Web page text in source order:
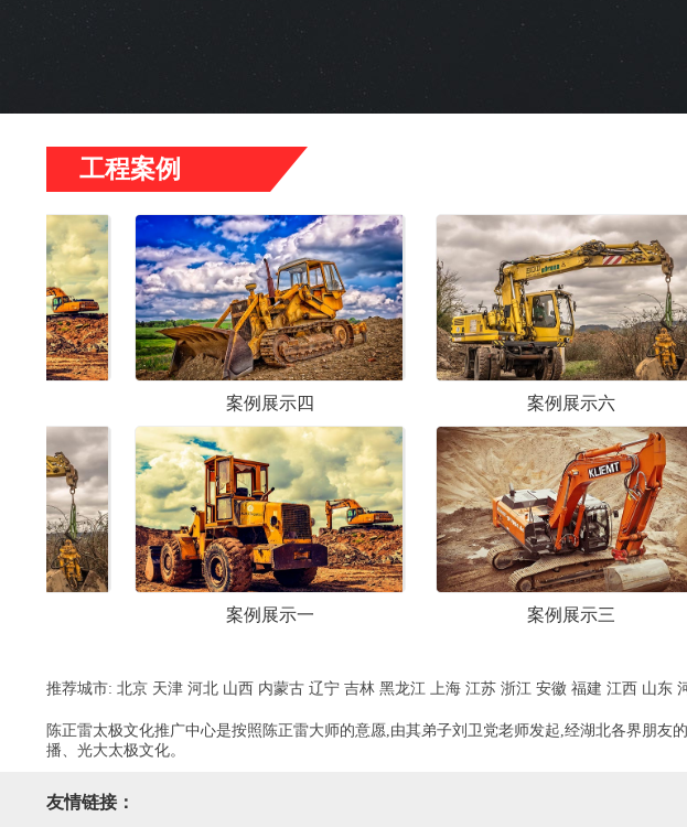
工程案例
推荐城市: 北京 天津 河北 山西 内蒙古 辽宁 吉林 黑龙江 上海 江苏 浙江 安徽 福建 江西 山东
陈正雷太极文化推广中心是按照陈正雷大师的意愿,由其弟子刘卫党老师发起,经湖北各界朋
播、光大太极文化。
友情链接：